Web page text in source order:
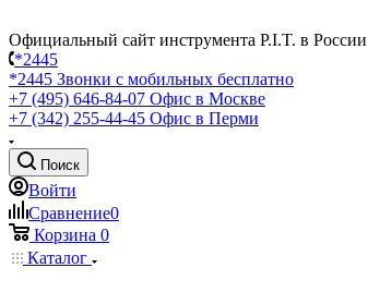
Официальный сайт инструмента P.I.T. в России
*2445
*2445 Звонки с мобильных бесплатно
+7 (495) 646-84-07 Офис в Москве
+7 (342) 255-44-45 Офис в Перми
Поиск
Войти
Сравнение0
Корзина 0
Каталог